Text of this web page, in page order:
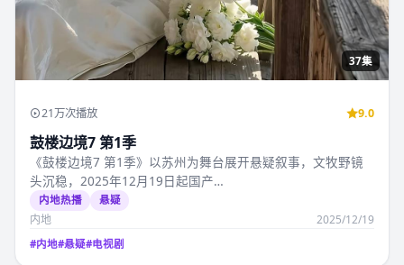
37集
21万次播放 9.0
鼓楼边境7 第1季
《鼓楼边境7 第1季》以苏州为舞台展开悬疑叙事，文牧野镜
头沉稳，2025年12月19日起国产…
内地热播 悬疑
内地 2025/12/19
#内地#悬疑#电视剧